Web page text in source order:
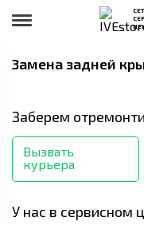
Замена задней
Заберем
Вызвать
курьера
У нас в сервисном